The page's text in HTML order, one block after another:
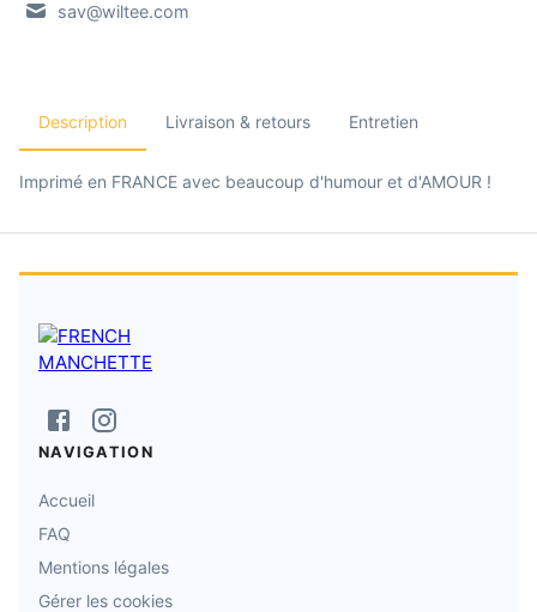
sav@wiltee.com
Description Livraison & retours Entretien
Imprimé en FRANCE avec beaucoup d'humour et d'AMOUR !
NAVIGATION
Accueil
FAQ
Mentions légales
Gérer les cookies